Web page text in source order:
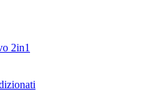
2in1